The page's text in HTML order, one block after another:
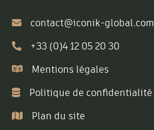
contact@iconik-global.com
+33 (0)4 12 05 20 30
Mentions légales
Politique de confidentialité
Plan du site